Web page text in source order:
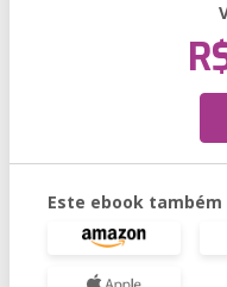
Este ebook